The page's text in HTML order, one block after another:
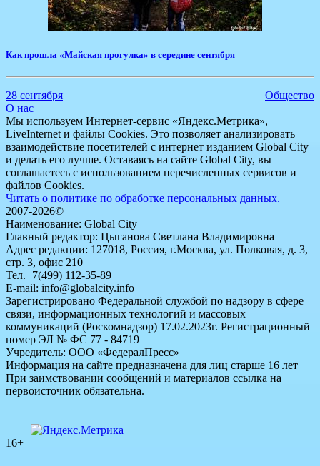
Как прошла «Майская прогулка» в середине сентября
28 сентября
Общество
О нас
Мы используем Интернет-сервис «Яндекс.Метрика»,
LiveInternet и файлы Cookies. Это позволяет анализировать
взаимодействие посетителей с интернет изданием Global City
и делать его лучше. Оставаясь на сайте Global City, вы
соглашаетесь с использованием перечисленных сервисов и
файлов Cookies.
Читать о политике по обработке персональных данных.
2007-2026©
Наименование: Global City
Главный редактор: Цыганова Светлана Владимировна
Адрес редакции: 127018, Россия, г.Москва, ул. Полковая, д. 3,
стр. 3, офис 210
Тел.+7(499) 112-35-89
E-mail: info@globalcity.info
Зарегистрировано Федеральной службой по надзору в сфере
связи, информационных технологий и массовых
коммуникаций (Роскомнадзор) 17.02.2023г. Регистрационный
номер ЭЛ № ФС 77 - 84719
Учредитель: ООО «ФедералПресс»
Информация на сайте предназначена для лиц старше 16 лет
При заимствовании сообщений и материалов ссылка на
первоисточник обязательна.
16+